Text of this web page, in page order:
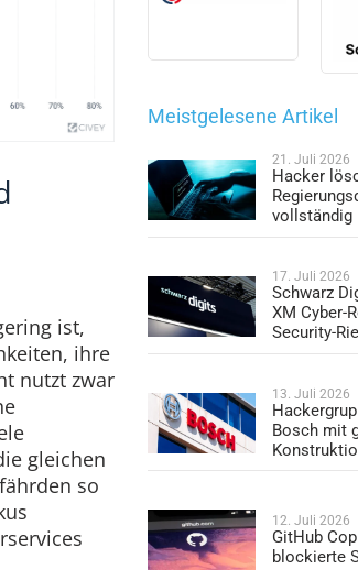
ist,
ihre
nutzt zwar
gleichen
so
Meistgelesene Artikel
21. Juli 2026
Hacker
vollständig
17. Juli 2026
Schwarz
XM Cyber-
Security-
13. Juli 2026
Bosch mit
12. Juli 2026
GitHub
blockierte